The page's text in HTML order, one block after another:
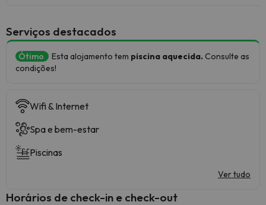
Serviços destacados
Ótimo Esta alojamento tem piscina aquecida. Consulte as
condições!
Wifi & Internet
Spa e bem-estar
Piscinas
Ver tudo
Horários de check-in e check-out